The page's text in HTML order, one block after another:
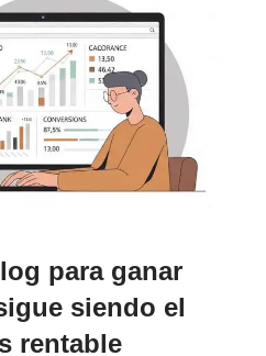
para ganar
siendo el
rentable